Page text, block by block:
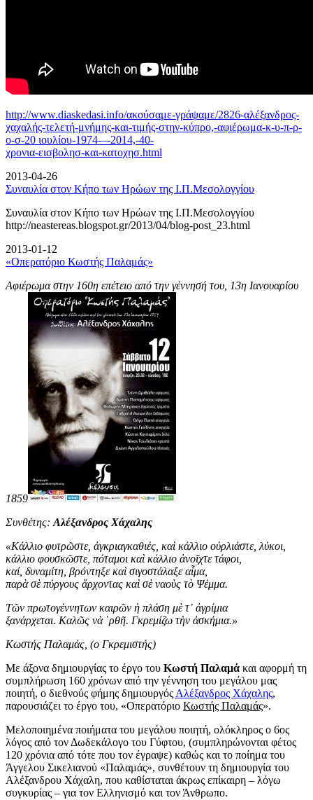
http://www.diaskedasi.info/ακούσαμε-γράψαμε/2826-αλέξανδρος-
χαχαλής-τελετή-μνήμης-και-τιμής-στην-κύπρο,-αφιέρωμα-κ-υ-π-ρ-
ο-σ-20 ιουλίου-1974-–-2014,-40-
χρονια-εισβολησ-και-κατοχησ.html
2013-04-26
Συναυλία στον Κήπο των Ηρώων της Ι.Π.Μεσολογγίου
Συναυλία στον Κήπο των Ηρώων της Ι.Π.Μεσολογγίου
http://neastereas.blogspot.gr/2013/04/blog-post_23.html
2013-01-12
«Οπερατόριο Κωστής Παλαμάς»
Αφιέρωμα στην 160η επέτειο από την γέννησή του, 13η Ιανουαρίου
1859
Συνθέτης: Αλέξανδρος Χάχαλης
«Κάλλιο φυτρῶστε, ἀγκριαγκαθιές, καὶ κάλλιο οὐρλιάστε, λύκοι,
κάλλιο φουσκῶστε, πόταμοι καὶ κάλλιο ἀνοῖχτε τάφοι,
καί, δυναμίτη, βρόντηξε καὶ σιγοστάλαξε αἷμα,
παρὰ σὲ πύργους ἄρχοντας καὶ σὲ ναοὺς τὸ Ψέμμα.
Τῶν πρωτογέννητων καιρῶν ἡ πλάση μὲ τ᾿ ἀγρίμια
ξανάρχεται. Καλῶς νὰ ῾ρθῆ. Γκρεμίζω τὴν ἀσκήμια.»
Κωστής Παλαμάς, (ο Γκρεμιστής)
Με άξονα δημιουργίας το έργο του Κωστή Παλαμά και αφορμή τη
συμπλήρωση 160 χρόνων από την γέννηση του μεγάλου μας
ποιητή, ο διεθνούς φήμης δημιουργός Αλέξανδρος Χάχαλης,
παρουσιάζει το έργο του, «Οπερατόριο Κωστής Παλαμάς».
Μελοποιημένα ποιήματα του μεγάλου ποιητή, ολόκληρος ο 6ος
λόγος από τον Δωδεκάλογο του Γύφτου, (συμπληρώνονται φέτος
120 χρόνια από τότε που τον έγραψε) καθώς και το ποίημα του
Άγγελου Σικελιανού «Παλαμάς», συνθέτουν τη δημιουργία του
Αλέξανδρου Χάχαλη, που καθίσταται άκρως επίκαιρη – λόγω
συγκυρίας – για τον Ελληνισμό και τον Άνθρωπο.